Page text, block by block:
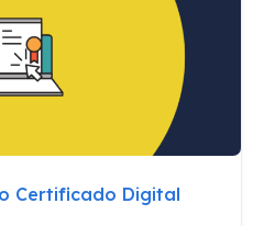
Certificado Digital